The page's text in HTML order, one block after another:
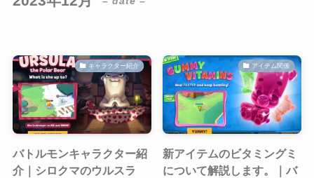
キャラクター紹介
バトルモンキャラクター紹
介｜シロクマのウルスラ
アイテム関係
新アイテムのビタミングミ
について解説します。｜バ